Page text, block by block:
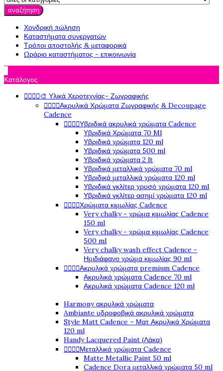
αναζήτηση
Χονδρική πώληση
Καταστήματα συνεργατών
Τρόποι αποστολής & μεταφορικά
Ωράριο καταστήματος - επικοινωνία
Κατάλογος
🎨 Υλικά Χεροτεχνίας- Ζωγραφικής
Ακρυλικά Χρώματα Ζωγραφικής & Decoupage
Cadence
Υβριδικά ακρυλικά χρώματα Cadence
Υβριδικά Χρώματα 70 Ml
Υβριδικά χρώματα 120 ml
Υβριδικά χρώματα 500 ml
Υβριδικά χρώματα 2 lt
Υβριδικά μεταλλικά χρώματα 70 ml
Υβριδικά μεταλλικά χρώματα 120 ml
Υβριδικά γκλίτερ χρυσό χρώματα 120 ml
Υβριδικά γκλίτερ ασημί χρώματα 120 ml
Χρώματα κιμωλίας Cadence
Very chalky - χρώμα κιμωλίας Cadence
150 ml
Very chalky - χρώμα κιμωλίας Cadence
500 ml
Very chalky wash effect Cadence -
Ημιδιάφανο χρώμα κιμωλίας 90 ml
Ακρυλικά χρώματα premium Cadence
Ακρυλικά χρώματα Cadence 70 ml
Ακρυλικά χρώματα Cadence 120 ml
Harmony ακρυλικά χρώματα
Ambiante υδροφοβικά ακρυλικά χρώματα
Style Matt Cadence – Ματ Ακρυλικά Χρώματα
120 ml
Handy Lacquered Paint (Λάκα)
Μεταλλικά χρώματα Cadence
Matte Metallic Paint 50 ml
Cadence Dora μεταλλικά χρώματα 50 ml